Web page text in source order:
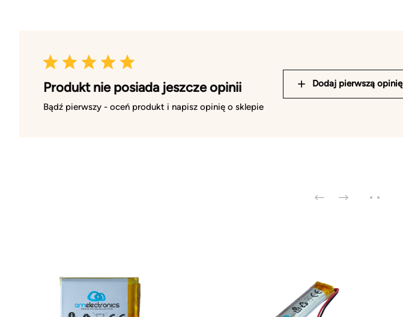
Produkt nie posiada jeszcze opinii
Bądź pierwszy - oceń produkt i napisz opinię o sklepie
Dodaj pierwszą opinię